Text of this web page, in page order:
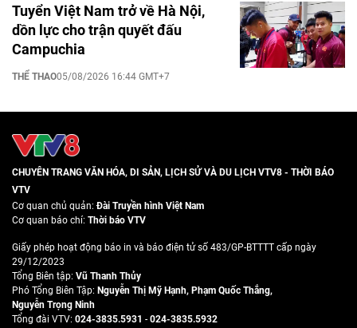
Tuyển Việt Nam trở về Hà Nội,
dồn lực cho trận quyết đấu
Campuchia
THỂ THAO05/08/2026 16:44 GMT+7
CHUYÊN TRANG VĂN HÓA, DI SẢN, LỊCH SỬ VÀ DU LỊCH VTV8 - THỜI BÁO
VTV
Cơ quan chủ quản:Đài Truyền hình Việt Nam
Cơ quan báo chí: Thời báo VTV
Giấy phép hoạt động báo in và báo điện tử số 483/GP-BTTTT cấp ngày
29/12/2023
Tổng Biên tập: Vũ Thanh Thủy
Phó Tổng Biên Tập: Nguyễn Thị Mỹ Hạnh, Phạm Quốc Thắng,
Nguyễn Trọng Ninh
Tổng đài VTV: 024-3835.5931 - 024-3835.5932